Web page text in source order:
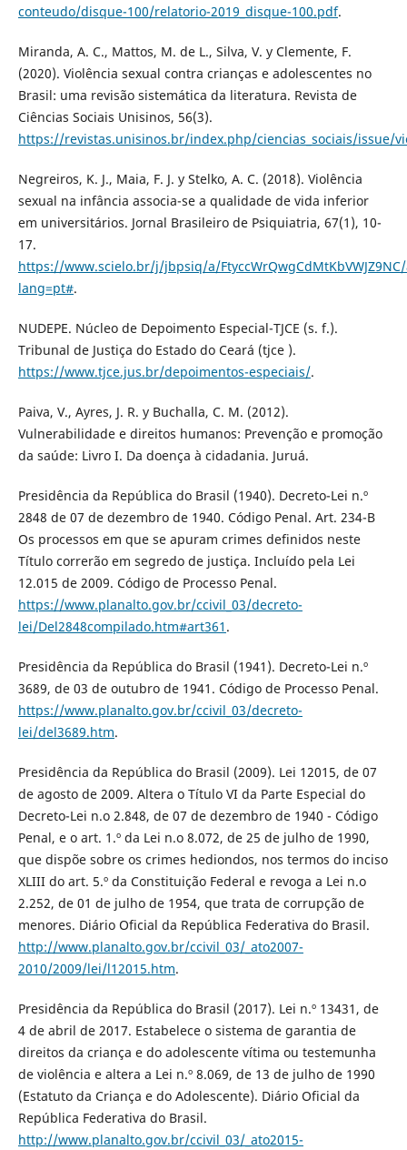
conteudo/disque-100/relatorio-2019_disque-100.pdf.
Miranda, A. C., Mattos, M. de L., Silva, V. y Clemente, F.
(2020). Violência sexual contra crianças e adolescentes no
Brasil: uma revisão sistemática da literatura. Revista de
Ciências Sociais Unisinos, 56(3).
https://revistas.unisinos.br/index.php/ciencias_sociais/issue/
Negreiros, K. J., Maia, F. J. y Stelko, A. C. (2018). Violência
sexual na infância associa-se a qualidade de vida inferior
em universitários. Jornal Brasileiro de Psiquiatria, 67(1), 10-
17.
https://www.scielo.br/j/jbpsiq/a/
lang=pt#.
NUDEPE. Núcleo de Depoimento Especial-TJCE (s. f.).
Tribunal de Justiça do Estado do Ceará (tjce ).
https://www.tjce.jus.br/depoimentos-especiais/.
Paiva, V., Ayres, J. R. y Buchalla, C. M. (2012).
Vulnerabilidade e direitos humanos: Prevenção e promoção
da saúde: Livro I. Da doença à cidadania. Juruá.
Presidência da República do Brasil (1940). Decreto-Lei n.º
2848 de 07 de dezembro de 1940. Código Penal. Art. 234-B
Os processos em que se apuram crimes definidos neste
Título correrão em segredo de justiça. Incluído pela Lei
12.015 de 2009. Código de Processo Penal.
https://www.planalto.gov.br/ccivil_03/decreto-
lei/Del2848compilado.htm#art361 .
Presidência da República do Brasil (1941). Decreto-Lei n.º
3689, de 03 de outubro de 1941. Código de Processo Penal.
https://www.planalto.gov.br/ccivil_03/decreto-
lei/del3689.htm.
Presidência da República do Brasil (2009). Lei 12015, de 07
de agosto de 2009. Altera o Título VI da Parte Especial do
Decreto-Lei n.o 2.848, de 07 de dezembro de 1940 - Código
Penal, e o art. 1.º da Lei n.o 8.072, de 25 de julho de 1990,
que dispõe sobre os crimes hediondos, nos termos do inciso
XLIII do art. 5.º da Constituição Federal e revoga a Lei n.o
2.252, de 01 de julho de 1954, que trata de corrupção de
menores. Diário Oficial da República Federativa do Brasil.
http://www.planalto.gov.br/ccivil_03/_ato2007-
2010/2009/lei/l12015.htm.
Presidência da República do Brasil (2017). Lei n.º 13431, de
4 de abril de 2017. Estabelece o sistema de garantia de
direitos da criança e do adolescente vítima ou testemunha
de violência e altera a Lei n.º 8.069, de 13 de julho de 1990
(Estatuto da Criança e do Adolescente). Diário Oficial da
República Federativa do Brasil.
http://www.planalto.gov.br/ccivil_03/_ato2015-